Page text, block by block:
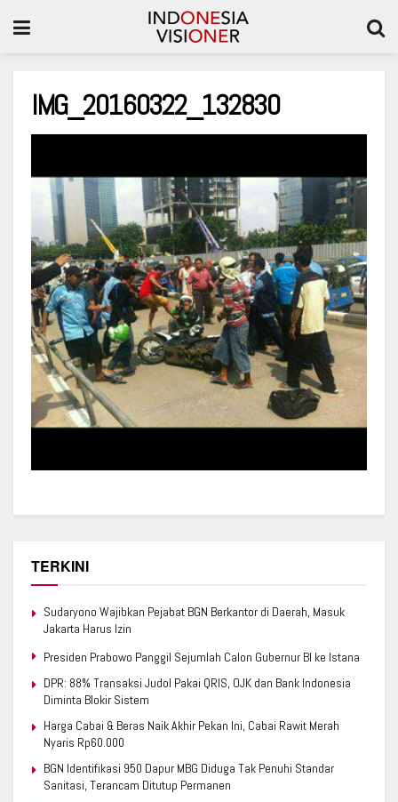
IMG_20160322_132830
TERKINI
Sudaryono Wajibkan Pejabat BGN Berkantor di Daerah, Masuk
Jakarta Harus Izin
Presiden Prabowo Panggil Sejumlah Calon Gubernur BI ke Istana
DPR: 88% Transaksi Judol Pakai QRIS, OJK dan Bank Indonesia
Diminta Blokir Sistem
Harga Cabai & Beras Naik Akhir Pekan Ini, Cabai Rawit Merah
Nyaris Rp60.000
BGN Identifikasi 950 Dapur MBG Diduga Tak Penuhi Standar
Sanitasi, Terancam Ditutup Permanen